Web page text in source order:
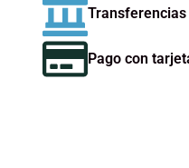
Pago con